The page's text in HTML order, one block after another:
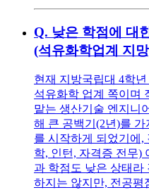
Q. 낮은 학점에 대
(석유화학업계 지
현재 지방국립대 4학
석유화학 업계 쪽이며
맡는 생산기술 엔지니
해 큰 공백기(2년)를 가
를 시작하게 되었기에,
학, 인턴, 자격증 전무)
과 학점도 낮은 상태라
하지는 않지만, 전공평